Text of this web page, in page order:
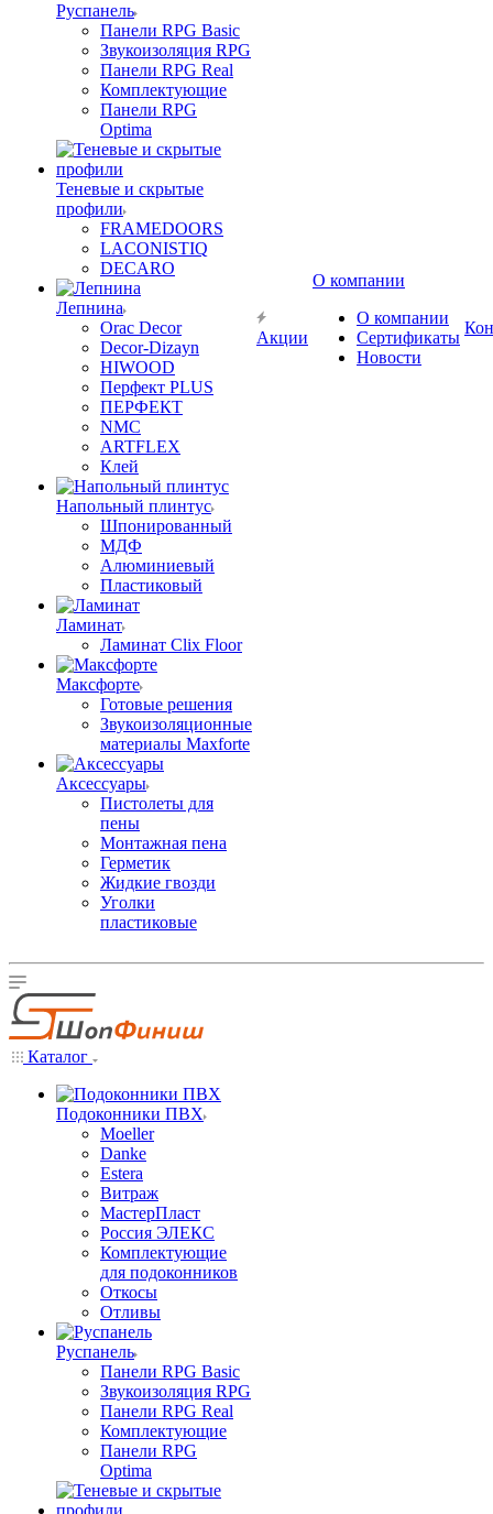
Руспанель
Панели RPG Basic
Звукоизоляция RPG
Панели RPG Real
Комплектующие
Панели RPG
Optima
Теневые и скрытые
профили
FRAMEDOORS
LACONISTIQ
DECARO
Лепнина
Orac Decor
Decor-Dizayn
HIWOOD
Перфект PLUS
ПЕРФЕКТ
NMC
ARTFLEX
Клей
Напольный плинтус
Шпонированный
МДФ
Алюминиевый
Пластиковый
Ламинат
Ламинат Clix Floor
Максфорте
Готовые решения
Звукоизоляционные
материалы Maxforte
Аксессуары
Пистолеты для
пены
Монтажная пена
Герметик
Жидкие гвозди
Уголки
пластиковые
Акции
О компании
О компании
Сертификаты
Новости
Каталог
Подоконники ПВХ
Moeller
Danke
Estera
Витраж
МастерПласт
Россия ЭЛЕКС
Комплектующие
для подоконников
Откосы
Отливы
Руспанель
Панели RPG Basic
Звукоизоляция RPG
Панели RPG Real
Комплектующие
Панели RPG
Optima